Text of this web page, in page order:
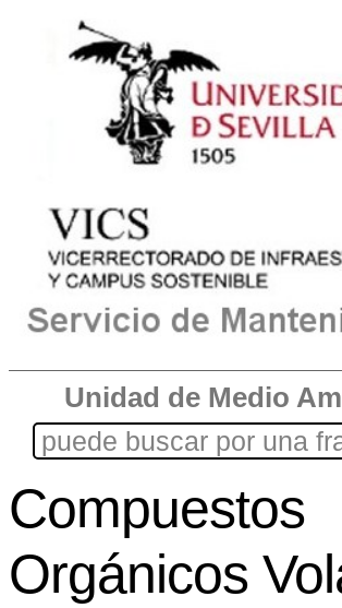
Unidad de Medio
Compuestos
Orgánicos